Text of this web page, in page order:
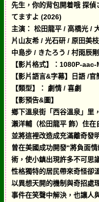
先生，你的背包開着哦 探偵
てますよ (2026)
主演： 松田龍平 / 高橋光 /
片山友希 / 光石研 / 原田美
中島步 / きたろう / 村雨辰剛
【影片格式】：1080P-aac-
【影片語言&字幕】日語 /官
【類型】： 劇情 / 喜劇
【影預告&圖】
鄉下溫泉街「西谷溫泉」里
瀨洋輔（松田龍平 飾）住在
並將這裡改造成充滿離奇發
曾在美國成功開發“將負面
術，使小鎮出現許多不可思
性格獨特的居民帶來奇怪卻
以異想天開的機制與奇招處
事件在笑聲中解決，也讓人